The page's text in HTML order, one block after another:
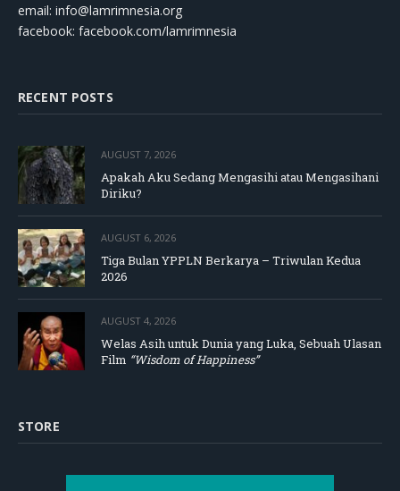
email: info@lamrimnesia.org
facebook: facebook.com/lamrimnesia
RECENT POSTS
AUGUST 7, 2026
Apakah Aku Sedang Mengasihi atau Mengasihani
Diriku?
AUGUST 6, 2026
Tiga Bulan YPPLN Berkarya – Triwulan Kedua
2026
AUGUST 4, 2026
Welas Asih untuk Dunia yang Luka, Sebuah Ulasan
Film “Wisdom of Happiness”
STORE